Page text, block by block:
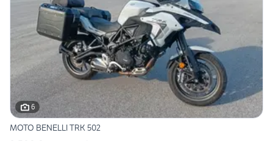
6
MOTO BENELLI TRK 502